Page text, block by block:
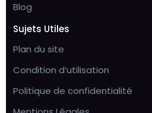
Blog
Sujets Utiles
Plan du site
Condition d’utilisation
Politique de confidentialité